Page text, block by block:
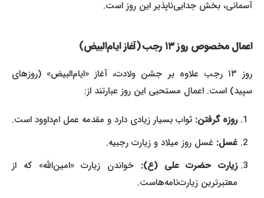
آسمانی، بخش جدایی‌ناپذیر این روز است.
اعمال مخصوص روز ۱۳ رجب (آغاز ایام‌البیض)
روز ۱۳ رجب علاوه بر جشن ولادت، آغاز «ایام‌البیض» (روزهای
سپید) است. اعمال مستحبی این روز عبارتند از:
روزه گرفتن:ثواب بسیار زیادی دارد و مقدمه عمل ام‌داوود است.
غسل:غسل روز میلاد و زیارت رجبیه.
زیارت حضرت علی (ع):خواندن زیارت «امین‌الله» که از
معتبرترین زیارت‌نامه‌هاست.